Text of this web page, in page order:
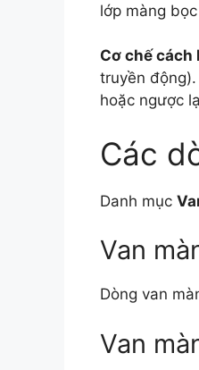
lớp màng
Cơ chế cách
truyền
hoặc ngược
Các
Danh mục
Van
Dòng van
Van